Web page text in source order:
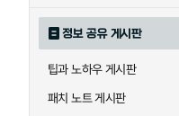
정보 공유 게시판
팁과 노하우 게시판
패치 노트 게시판